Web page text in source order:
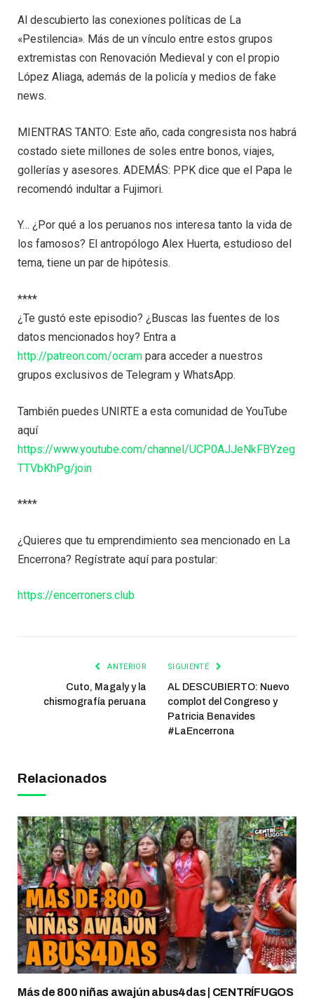
Al descubierto las conexiones políticas de La
«Pestilencia». Más de un vínculo entre estos grupos
extremistas con Renovación Medieval y con el propio
López Aliaga, además de la policía y medios de fake
news.
MIENTRAS TANTO: Este año, cada congresista nos habrá
costado siete millones de soles entre bonos, viajes,
gollerías y asesores. ADEMÁS: PPK dice que el Papa le
recomendó indultar a Fujimori.
Y… ¿Por qué a los peruanos nos interesa tanto la vida de
los famosos? El antropólogo Alex Huerta, estudioso del
tema, tiene un par de hipótesis.
****
¿Te gustó este episodio? ¿Buscas las fuentes de los
datos mencionados hoy? Entra a
http://patreon.com/ocram para acceder a nuestros
grupos exclusivos de Telegram y WhatsApp.
También puedes UNIRTE a esta comunidad de YouTube
aquí
https://www.youtube.com/channel/UCP0AJJeNkFBYzeg
TTVbKhPg/join
****
¿Quieres que tu emprendimiento sea mencionado en La
Encerrona? Regístrate aquí para postular:
https://encerroners.club
ANTERIOR
Cuto, Magaly y la
chismografía peruana
SIGUIENTE
AL DESCUBIERTO: Nuevo
complot del Congreso y
Patricia Benavides
#LaEncerrona
Relacionados
Más de 800 niñas awajún abus4das | CENTRÍFUGOS